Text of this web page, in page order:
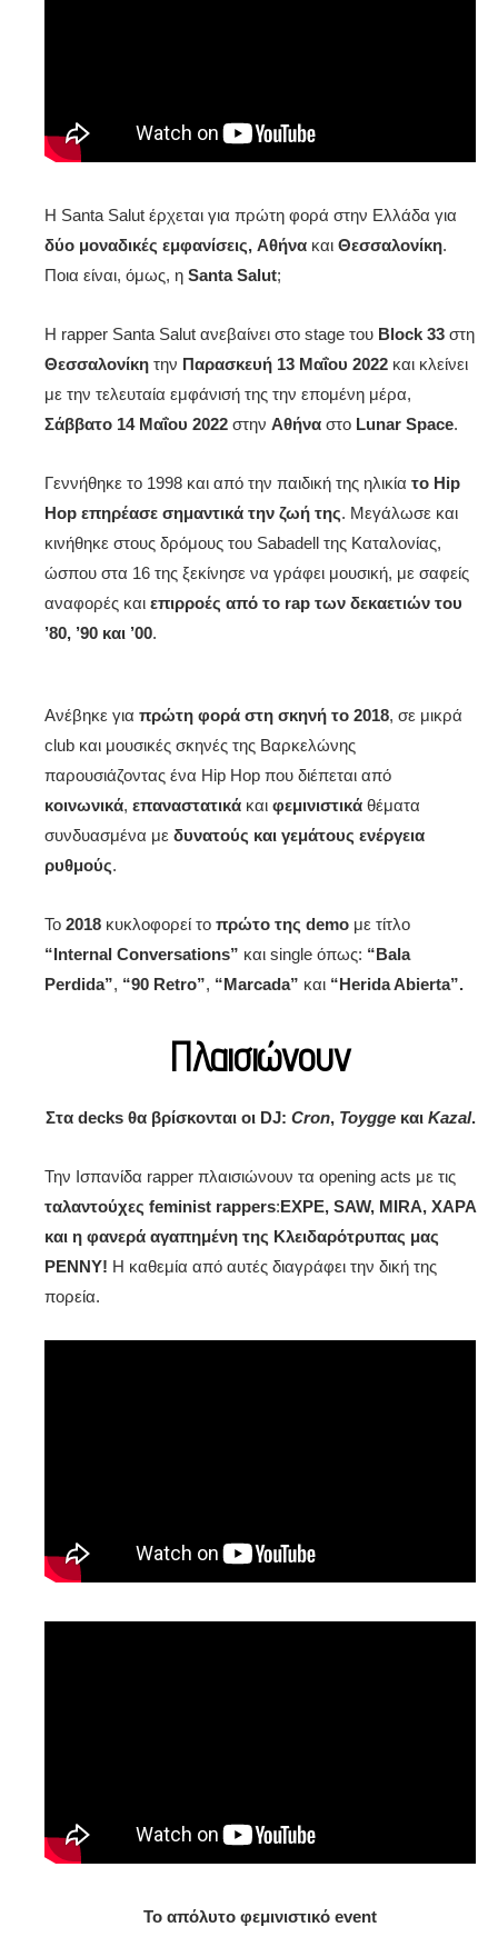
H Santa Salut έρχεται για πρώτη φορά στην Ελλάδα για
δύο μοναδικές εμφανίσεις, Αθήνα και Θεσσαλονίκη.
Ποια είναι, όμως, η Santa Salut;
Η rapper Santa Salut ανεβαίνει στο stage του Block 33 στη
Θεσσαλονίκη την Παρασκευή 13 Μαΐου 2022 και κλείνει
με την τελευταία εμφάνισή της την επομένη μέρα,
Σάββατο 14 Μαΐου 2022 στην Αθήνα στο Lunar Space.
Γεννήθηκε το 1998 και από την παιδική της ηλικία το Hip
Hop επηρέασε σημαντικά την ζωή της. Μεγάλωσε και
κινήθηκε στους δρόμους του Sabadell της Καταλονίας,
ώσπου στα 16 της ξεκίνησε να γράφει μουσική, με σαφείς
αναφορές και επιρροές από το rap των δεκαετιών του
’80, ’90 και ’00.
Ανέβηκε για πρώτη φορά στη σκηνή το 2018, σε μικρά
club και μουσικές σκηνές της Βαρκελώνης
παρουσιάζοντας ένα Hip Hop που διέπεται από
κοινωνικά, επαναστατικά και φεμινιστικά θέματα
συνδυασμένα με δυνατούς και γεμάτους ενέργεια
ρυθμούς.
To 2018 κυκλοφορεί το πρώτο της demo με τίτλο
“Internal Conversations” και single όπως: “Bala
Perdida”, “90 Retro”, “Marcada” και “Herida Abierta”.
Πλαισιώνουν
Στα decksθα βρίσκονται οι DJ: Cron, Toyggeκαι Kazal.
Την Ισπανίδα rapper πλαισιώνουν τα opening acts με τις
ταλαντούχες feminist rappers:EXPE, SAW, MIRA, XAPA
και η φανερά αγαπημένη της Κλειδαρότρυπας μας
PENNY! Η καθεμία από αυτές διαγράφει την δική της
πορεία.
To απόλυτο φεμινιστικό event